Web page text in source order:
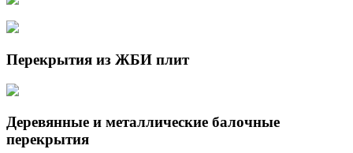
Перекрытия из ЖБИ плит
Деревянные и металлические балочные
перекрытия